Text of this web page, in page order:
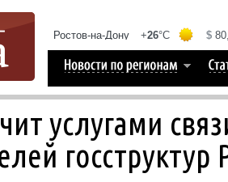
услугами
госструктур